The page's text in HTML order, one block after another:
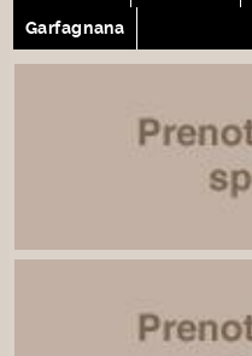
Garfagnana